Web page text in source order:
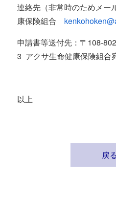
連絡先（非常時のためメー
康保険組合
申請書等送付先：〒108-
3 アクサ生命健康保険組合
以上
戻る